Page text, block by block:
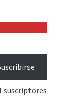
suscriptores